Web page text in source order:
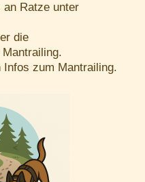
an Ratze unter
die
zum Mantrailing.